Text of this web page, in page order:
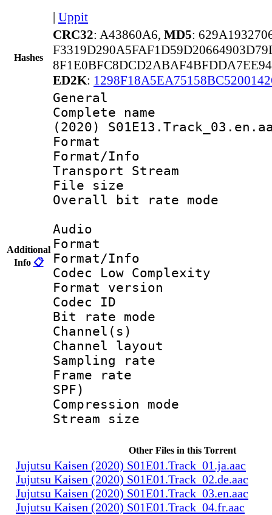
| Uppit
Hashes
CRC32: A43860A6, MD5:
ED2K:
Additional
Info 📋
General
Complete
(2020)
Format :
Format/Info
Transport Stream
File size :
Overall bit rate
Audio
Format :
Format/Info :
Codec Low Complexity
Format
Codec
Bit rate
Channel(s)
Channel
Sampling
Frame rate :
SPF)
Compression
Stream size :
Other Files in this Torrent
Jujutsu Kaisen (2020) S01E01.Track_01.ja.aac
Jujutsu Kaisen (2020) S01E01.Track_02.de.aac
Jujutsu Kaisen (2020) S01E01.Track_03.en.aac
Jujutsu Kaisen (2020) S01E01.Track_04.fr.aac